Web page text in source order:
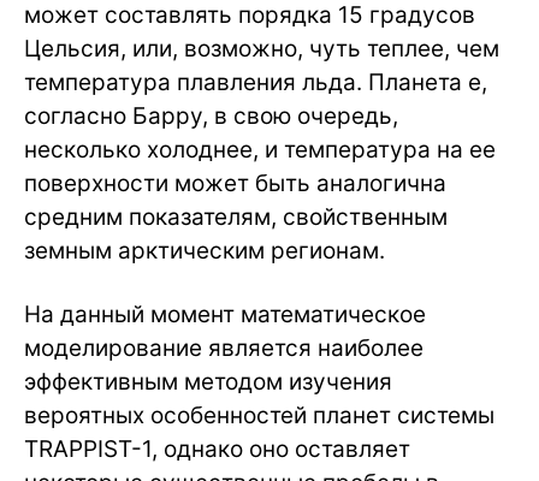
может составлять порядка 15 градусов
Цельсия, или, возможно, чуть теплее, чем
температура плавления льда. Планета e,
согласно Барру, в свою очередь,
несколько холоднее, и температура на ее
поверхности может быть аналогична
средним показателям, свойственным
земным арктическим регионам.
На данный момент математическое
моделирование является наиболее
эффективным методом изучения
вероятных особенностей планет системы
TRAPPIST-1, однако оно оставляет